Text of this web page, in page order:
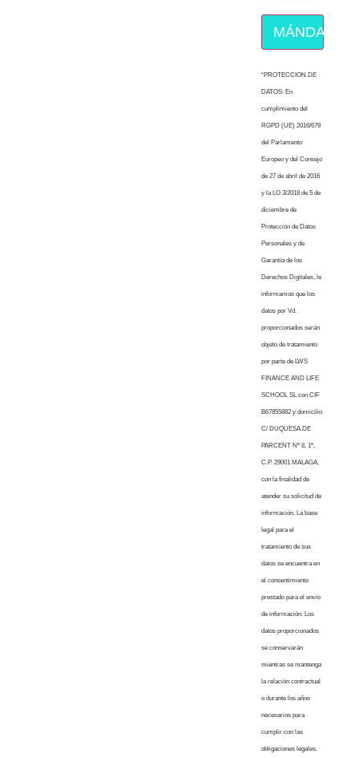
MÁNDAME
“PROTECCION DE
DATOS: En
cumplimiento del
RGPD (UE) 2016/679
del Parlamento
Europeo y del Consejo
de 27 de abril de 2016
y la LO 3/2018 de 5 de
diciembre de
Protección de Datos
Personales y de
Garantía de los
Derechos Digitales, le
informamos que los
datos por Vd.
proporcionados serán
objeto de tratamiento
por parte de LWS
FINANCE AND LIFE
SCHOOL SL con CIF
B67855882 y domicilio
C/ DUQUESA DE
PARCENT Nº 8, 1º,
C.P. 29001 MALAGA,
con la finalidad de
atender su solicitud de
información. La base
legal para el
tratamiento de sus
datos se encuentra en
el consentimiento
prestado para el envío
de información. Los
datos proporcionados
se conservarán
mientras se mantenga
la relación contractual
o durante los años
necesarios para
cumplir con las
obligaciones legales.